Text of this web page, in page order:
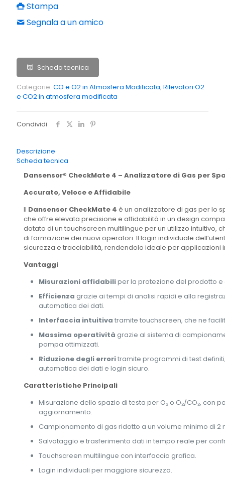
Stampa
Segnala a un amico
Scheda tecnica
Categorie: CO e O2 in Atmosfera Modificata, Rilevatori O2
e CO2 in atmosfera modificata
Condividi
Descrizione
Scheda tecnica
Dansensor® CheckMate 4 – Analizzatore di Gas per
Accurato, Veloce e Affidabile
Il Dansensor CheckMate 4 è un analizzatore di gas per lo
che offre elevata precisione e affidabilità in un design
dotato di un touchscreen multilingue per un utilizzo intuitivo,
di formazione dei nuovi operatori. Il login individuale
sicurezza e tracciabilità, rendendolo ideale per applicazioni
Vantaggi
Misurazioni affidabiliper la protezione del prodotto e
Efficienza grazie ai tempi di analisi rapidi e alla
automatica dei dati.
Interfaccia intuitiva tramite touchscreen, che ne
Massima operatività grazie al sistema di
pompa ottimizzati.
Riduzione degli erroritramite programmi di test
automatica dei dati e login sicuro.
Caratteristiche Principali
Misurazione dello spazio di testa per O₂ o O₂/CO₂, con
aggiornamento.
Campionamento di gas ridotto a un volume minimo di 2
Salvataggio e trasferimento dati in tempo reale per
Touchscreen multilingue con interfaccia grafica.
Login individuali per maggiore sicurezza.